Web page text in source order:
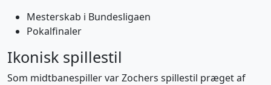
Mesterskab i Bundesligaen
Pokalfinaler
Ikonisk spillestil
Som midtbanespiller var Zochers spillestil præget af